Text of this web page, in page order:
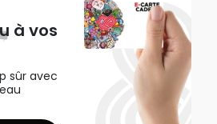
à vos
sûr avec